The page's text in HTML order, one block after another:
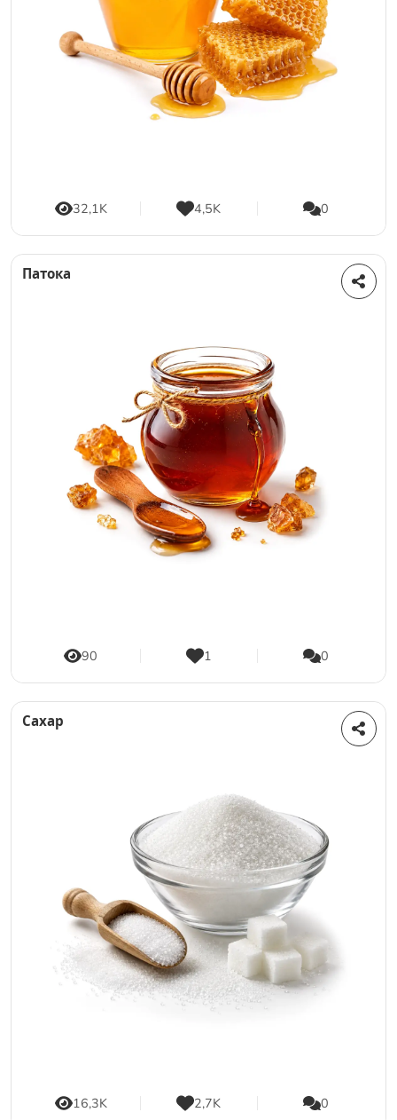
32,1K 4,5K 0
Патока
90 1 0
Сахар
16,3K 2,7K 0